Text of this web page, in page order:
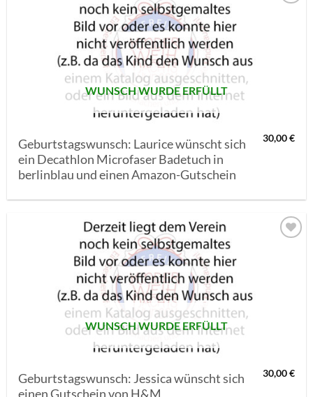
WUNSCH WURDE ERFÜLLT
Geburtstagswunsch: Laurice wünscht sich
ein Decathlon Microfaser Badetuch in
berlinblau und einen Amazon-Gutschein
30,00€
WUNSCH WURDE ERFÜLLT
Geburtstagswunsch: Jessica wünscht sich
30,00€